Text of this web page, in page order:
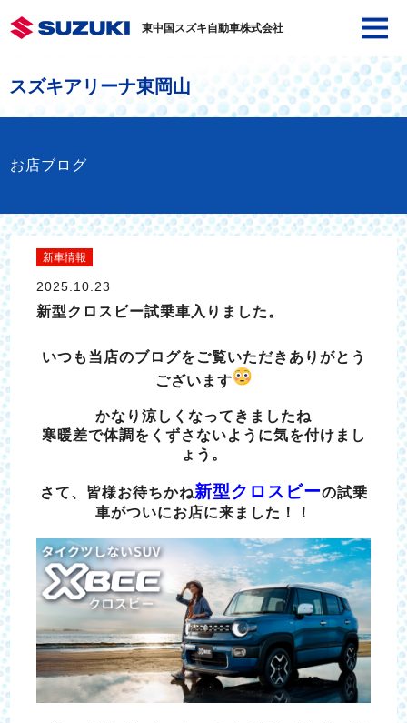
東中国スズキ自動車株式会社
スズキアリーナ東岡山
お店ブログ
新車情報
2025.10.23
新型クロスビー試乗車入りました。
いつも当店のブログをご覧いただきありがとう
ございます
かなり涼しくなってきましたね
寒暖差で体調をくずさないように気を付けまし
ょう。
さて、皆様お待ちかね新型クロスビーの試乗
車がついにお店に来ました！！